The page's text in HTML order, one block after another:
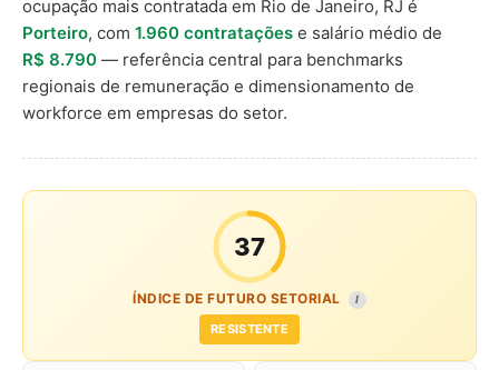
ocupação mais contratada em Rio de Janeiro, RJ é
Porteiro, com 1.960 contratações e salário médio de
R$ 8.790 — referência central para benchmarks
regionais de remuneração e dimensionamento de
workforce em empresas do setor.
37
ÍNDICE DE FUTURO SETORIAL I
RESISTENTE